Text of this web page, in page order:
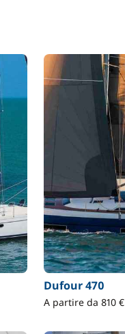
Dufour 470
A partire da 810 €